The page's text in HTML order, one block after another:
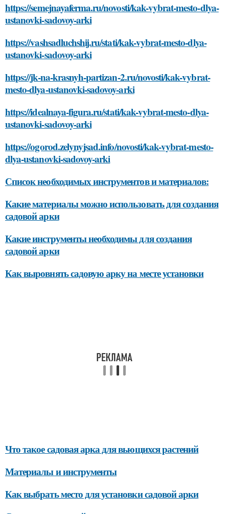
https://semejnayaferma.ru/novosti/kak-vybrat-mesto-dlya-
ustanovki-sadovoy-arki
https://vashsadluchshij.ru/stati/kak-vybrat-mesto-dlya-
ustanovki-sadovoy-arki
https://jk-na-krasnyh-partizan-2.ru/novosti/kak-vybrat-
mesto-dlya-ustanovki-sadovoy-arki
https://idealnaya-figura.ru/stati/kak-vybrat-mesto-dlya-
ustanovki-sadovoy-arki
https://ogorod.zelynyjsad.info/novosti/kak-vybrat-mesto-
dlya-ustanovki-sadovoy-arki
Список необходимых инструментов и материалов:
Какие материалы можно использовать для создания
садовой арки
Какие инструменты необходимы для создания
садовой арки
Как выровнять садовую арку на месте установки
Что такое садовая арка для вьющихся растений
Материалы и инструменты
Как выбрать место для установки садовой арки